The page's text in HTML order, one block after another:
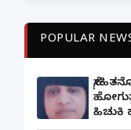
POPULAR
ಹಿಚುಕಿ